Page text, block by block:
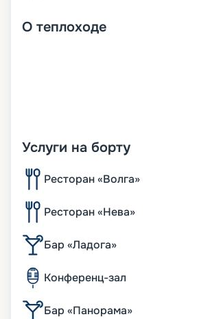
О теплоходе
Услуги на борту
Ресторан «Волга»
Ресторан «Нева»
Бар «Ладога»
Конференц-зал
Бар «Панорама»